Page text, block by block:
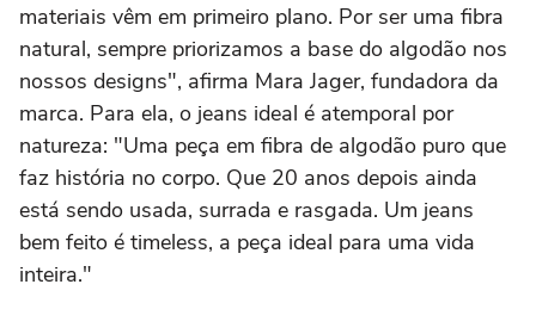
materiais vêm em primeiro plano. Por ser uma fibra
natural, sempre priorizamos a base do algodão nos
nossos designs", afirma Mara Jager, fundadora da
marca. Para ela, o jeans ideal é atemporal por
natureza: "Uma peça em fibra de algodão puro que
faz história no corpo. Que 20 anos depois ainda
está sendo usada, surrada e rasgada. Um jeans
bem feito é timeless, a peça ideal para uma vida
inteira."